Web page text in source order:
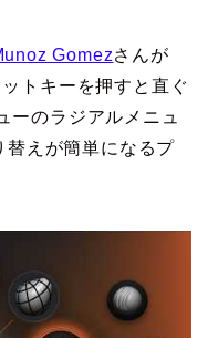
Gomezさんが
トキーを押すと直ぐ
ーのラジアルメニュ
替えが簡単になるプ